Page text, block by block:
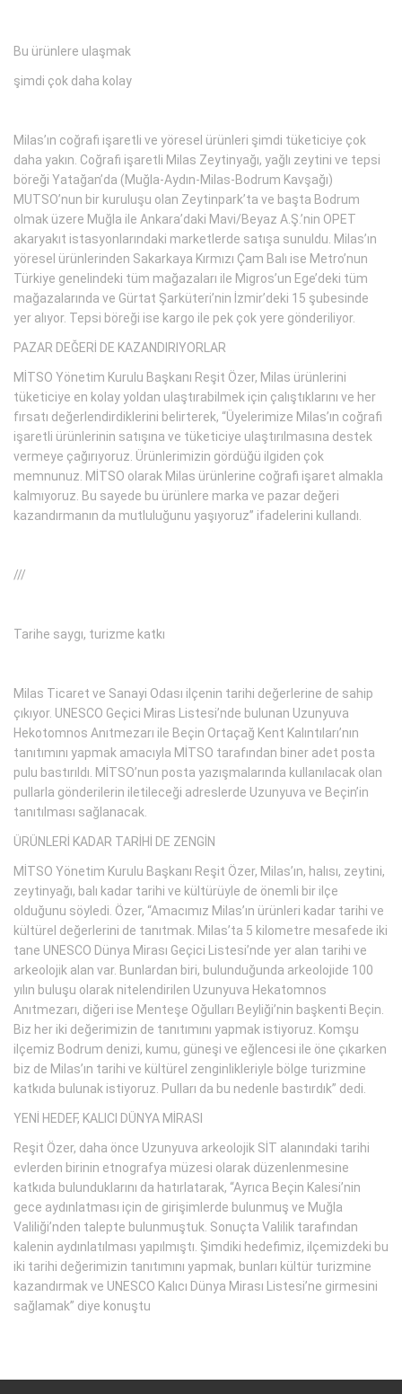
Bu ürünlere ulaşmak
şimdi çok daha kolay
Milas’ın coğrafi işaretli ve yöresel ürünleri şimdi tüketiciye çok
daha yakın. Coğrafi işaretli Milas Zeytinyağı, yağlı zeytini ve tepsi
böreği Yatağan’da (Muğla-Aydın-Milas-Bodrum Kavşağı)
MUTSO’nun bir kuruluşu olan Zeytinpark’ta ve başta Bodrum
olmak üzere Muğla ile Ankara’daki Mavi/Beyaz A.Ş.’nin OPET
akaryakıt istasyonlarındaki marketlerde satışa sunuldu. Milas’ın
yöresel ürünlerinden Sakarkaya Kırmızı Çam Balı ise Metro’nun
Türkiye genelindeki tüm mağazaları ile Migros’un Ege’deki tüm
mağazalarında ve Gürtat Şarküteri’nin İzmir’deki 15 şubesinde
yer alıyor. Tepsi böreği ise kargo ile pek çok yere gönderiliyor.
PAZAR DEĞERİ DE KAZANDIRIYORLAR
MİTSO Yönetim Kurulu Başkanı Reşit Özer, Milas ürünlerini
tüketiciye en kolay yoldan ulaştırabilmek için çalıştıklarını ve her
fırsatı değerlendirdiklerini belirterek, “Üyelerimize Milas’ın coğrafi
işaretli ürünlerinin satışına ve tüketiciye ulaştırılmasına destek
vermeye çağırıyoruz. Ürünlerimizin gördüğü ilgiden çok
memnunuz. MİTSO olarak Milas ürünlerine coğrafi işaret almakla
kalmıyoruz. Bu sayede bu ürünlere marka ve pazar değeri
kazandırmanın da mutluluğunu yaşıyoruz” ifadelerini kullandı.
///
Tarihe saygı, turizme katkı
Milas Ticaret ve Sanayi Odası ilçenin tarihi değerlerine de sahip
çıkıyor. UNESCO Geçici Miras Listesi’nde bulunan Uzunyuva
Hekotomnos Anıtmezarı ile Beçin Ortaçağ Kent Kalıntıları’nın
tanıtımını yapmak amacıyla MİTSO tarafından biner adet posta
pulu bastırıldı. MİTSO’nun posta yazışmalarında kullanılacak olan
pullarla gönderilerin iletileceği adreslerde Uzunyuva ve Beçin’in
tanıtılması sağlanacak.
ÜRÜNLERİ KADAR TARİHİ DE ZENGİN
MİTSO Yönetim Kurulu Başkanı Reşit Özer, Milas’ın, halısı, zeytini,
zeytinyağı, balı kadar tarihi ve kültürüyle de önemli bir ilçe
olduğunu söyledi. Özer, “Amacımız Milas’ın ürünleri kadar tarihi ve
kültürel değerlerini de tanıtmak. Milas’ta 5 kilometre mesafede iki
tane UNESCO Dünya Mirası Geçici Listesi’nde yer alan tarihi ve
arkeolojik alan var. Bunlardan biri, bulunduğunda arkeolojide 100
yılın buluşu olarak nitelendirilen Uzunyuva Hekatomnos
Anıtmezarı, diğeri ise Menteşe Oğulları Beyliği’nin başkenti Beçin.
Biz her iki değerimizin de tanıtımını yapmak istiyoruz. Komşu
ilçemiz Bodrum denizi, kumu, güneşi ve eğlencesi ile öne çıkarken
biz de Milas’ın tarihi ve kültürel zenginlikleriyle bölge turizmine
katkıda bulunak istiyoruz. Pulları da bu nedenle bastırdık” dedi.
YENİ HEDEF, KALICI DÜNYA MİRASI
Reşit Özer, daha önce Uzunyuva arkeolojik SİT alanındaki tarihi
evlerden birinin etnografya müzesi olarak düzenlenmesine
katkıda bulunduklarını da hatırlatarak, “Ayrıca Beçin Kalesi’nin
gece aydınlatması için de girişimlerde bulunmuş ve Muğla
Valiliği’nden talepte bulunmuştuk. Sonuçta Valilik tarafından
kalenin aydınlatılması yapılmıştı. Şimdiki hedefimiz, ilçemizdeki bu
iki tarihi değerimizin tanıtımını yapmak, bunları kültür turizmine
kazandırmak ve UNESCO Kalıcı Dünya Mirası Listesi’ne girmesini
sağlamak” diye konuştu